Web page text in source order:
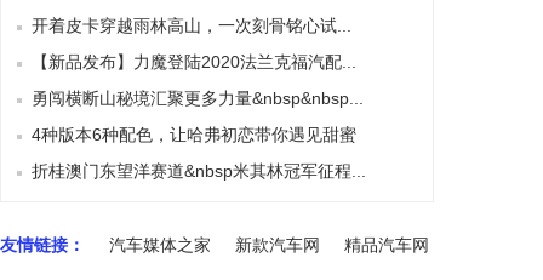
开着皮卡穿越雨林高山，一次刻骨铭心试...
【新品发布】力魔登陆2020法兰克福汽配...
勇闯横断山秘境汇聚更多力量&nbsp&nbsp...
4种版本6种配色，让哈弗初恋带你遇见甜蜜
折桂澳门东望洋赛道&nbsp米其林冠军征程...
友情链接： 汽车媒体之家 新款汽车网 精品汽车网